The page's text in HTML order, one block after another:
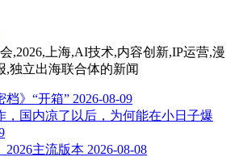
,2026,上海,AI技术,内容创新,IP运营,漫
,独立出海联合体的新闻
档》“开箱” 2026-08-09
，国内凉了以后，为何能在小日子爆
2026主流版本 2026-08-08